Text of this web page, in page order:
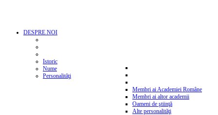
DESPRE NOI
Istoric
Nume
Personalităţi
Membri ai Academiei Române
Membri ai altor academii
Oameni de ştiinţă
Alte personalităţi